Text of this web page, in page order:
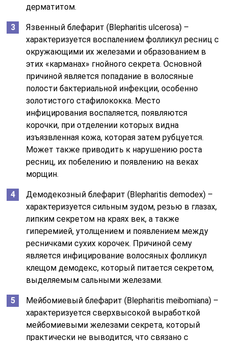
дерматитом.
Язвенный блефарит (Blepharitis ulcerosa) –
характеризуется воспалением фолликул ресниц с
окружающими их железами и образованием в
этих «карманах» гнойного секрета. Основной
причиной является попадание в волосяные
полости бактериальной инфекции, особенно
золотистого стафилококка. Место
инфицирования воспаляется, появляются
корочки, при отделении которых видна
изъязвленная кожа, которая затем рубцуется.
Может также приводить к нарушению роста
ресниц, их побелению и появлению на веках
морщин.
Демодекозный блефарит (Blepharitis demodex) –
характеризуется сильным зудом, резью в глазах,
липким секретом на краях век, а также
гиперемией, утолщением и появлением между
ресничками сухих корочек. Причиной сему
является инфицирование волосяных фолликул
клещом демодекс, который питается секретом,
выделяемым сальными железами.
Мейбомиевый блефарит (Blepharitis meibomiana) –
характеризуется сверхвысокой выработкой
мейбомиевыми железами секрета, который
практически не выводится, что связано с